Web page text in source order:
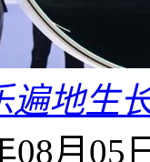
遍地生
08月05